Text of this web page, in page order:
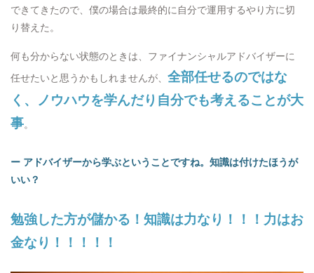
できてきたので、僕の場合は最終的に自分で運用するやり方に切
り替えた。
何も分からない状態のときは、ファイナンシャルアドバイザーに
任せたいと思うかもしれませんが、 全部任せるのではな
く、ノウハウを学んだり自分でも考えることが大
事。
ー アドバイザーから学ぶということですね。知識は付けたほうが
いい？
勉強した方が儲かる！知識は力なり！！！力はお
金なり！！！！！